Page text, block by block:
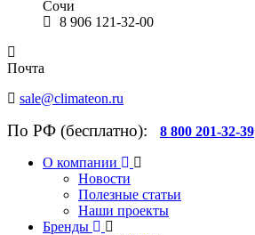
Сочи
8 906 121-32-00
Почта
sale@climateon.ru
По РФ (бесплатно): 8 800 201-32-39
О компании
Новости
Полезные статьи
Наши проекты
Бренды